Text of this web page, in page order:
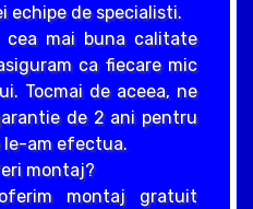
echipe de specialisti.
cea mai buna calitate
ca fiecare mic
Tocmai de aceea, ne
de 2 ani pentru
le-am efectua.
montaj?
montaj gratuit